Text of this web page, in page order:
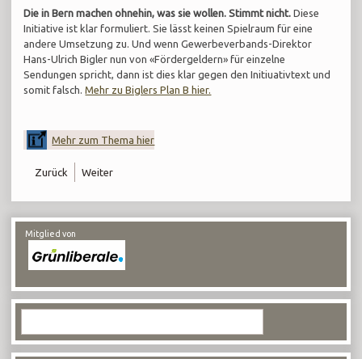
Die in Bern machen ohnehin, was sie wollen. Stimmt nicht. Diese
Initiative ist klar formuliert. Sie lässt keinen Spielraum für eine
andere Umsetzung zu. Und wenn Gewerbeverbands-Direktor
Hans-Ulrich Bigler nun von «Fördergeldern» für einzelne
Sendungen spricht, dann ist dies klar gegen den Initiuativtext und
somit falsch.Mehr zu Biglers Plan B hier.
Mehr zum Thema hier
Zurück Weiter
Mitglied von